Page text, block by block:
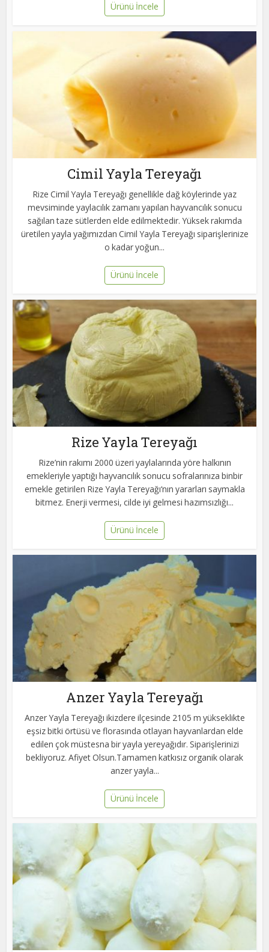
Ürünü İncele
Cimil Yayla Tereyağı
Rize Cimil Yayla Tereyağı genellikle dağ köylerinde yaz
mevsiminde yaylacılık zamanı yapılan hayvancılık sonucu
sağılan taze sütlerden elde edilmektedir. Yüksek rakımda
üretilen yayla yağımızdan Cimil Yayla Tereyağı siparişlerinize
o kadar yoğun...
Ürünü İncele
Rize Yayla Tereyağı
Rize’nin rakımı 2000 üzeri yaylalarında yöre halkının
emekleriyle yaptığı hayvancılık sonucu sofralarınıza binbir
emekle getirilen Rize Yayla Tereyağı‘nın yararları saymakla
bitmez. Enerji vermesi, cilde iyi gelmesi hazımsızlığı...
Ürünü İncele
Anzer Yayla Tereyağı
Anzer Yayla Tereyağı ikizdere ilçesinde 2105 m yükseklikte
eşsiz bitki örtüsü ve florasında otlayan hayvanlardan elde
edilen çok müstesna bir yayla yereyağıdır. Siparişlerinizi
bekliyoruz. Afiyet Olsun.Tamamen katkısız organik olarak
anzer yayla...
Ürünü İncele